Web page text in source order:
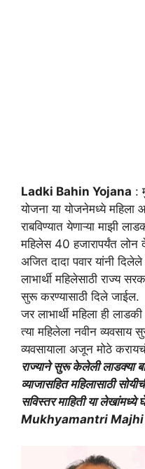
Ladki Bahin Yojana :
योजना या योजनेमध्ये महिला
राबविण्यात येणाऱ्या माझी
महिलेस 40 हजारापर्यंत
अजित दादा पवार यांनी
लाभार्थी महिलेसाठी राज्य
सुरू करण्यासाठी दिले जाईल.
जर लाभार्थी महिला ही
त्या महिलेला नवीन
व्यवसायाला अजून मोठे
राज्याने सुरू केलेली लाडक्या
व्याजासहित महिलासाठी
सविस्तर माहिती या लेखांमध्ये
Mukhyamantri Majhi